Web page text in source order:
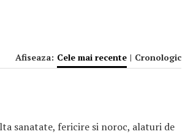
Afiseaza: Cele mai recente | Cronologic
sanatate, fericire si noroc, alaturi de